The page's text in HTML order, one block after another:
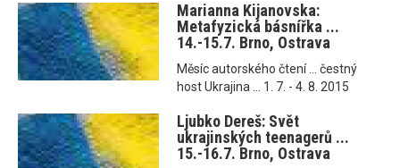
Marianna Kijanovska:
Metafyzická básnířka ...
14.-15.7. Brno, Ostrava
Měsíc autorského čtení ... čestný
host Ukrajina ... 1. 7. - 4. 8. 2015
Ljubko Dereš: Svět
ukrajinských teenagerů ...
15.-16.7. Brno, Ostrava